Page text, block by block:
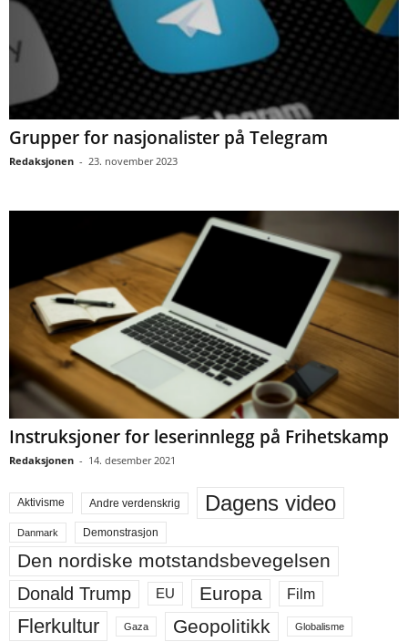
Grupper for nasjonalister på Telegram
Redaksjonen - 23. november 2023
Instruksjoner for leserinnlegg på Frihetskamp
Redaksjonen - 14. desember 2021
Aktivisme Andre verdenskrig Dagens video
Danmark Demonstrasjon
Den nordiske motstandsbevegelsen
Donald Trump EU Europa Film
Flerkultur Gaza Geopolitikk Globalisme